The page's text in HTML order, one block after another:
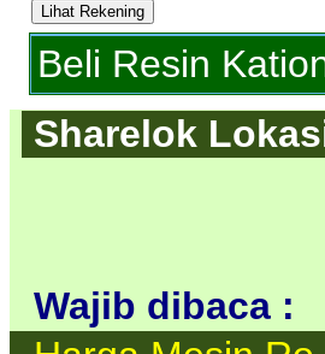
Beli Resin
Sharelok
Wajib dibaca :